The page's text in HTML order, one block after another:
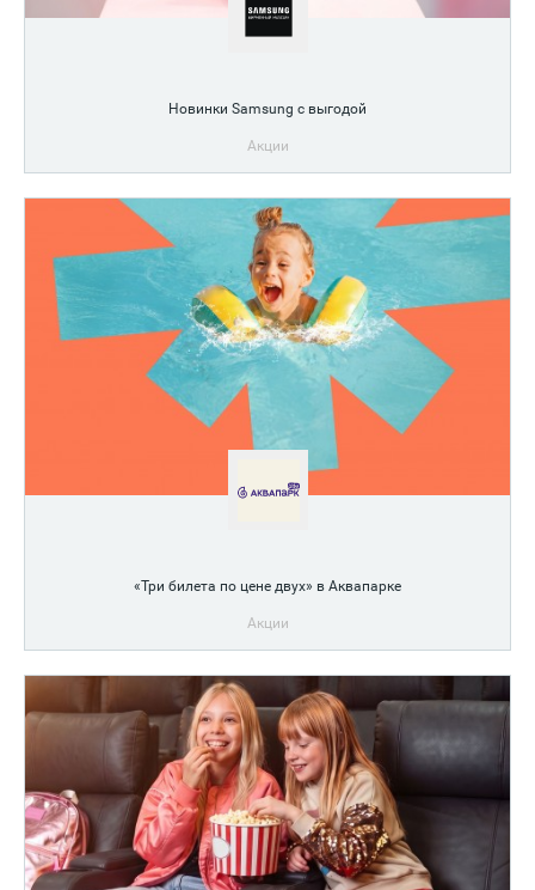
Новинки Samsung с выгодой
Акции
«Три билета по цене двух» в Аквапарке
Акции